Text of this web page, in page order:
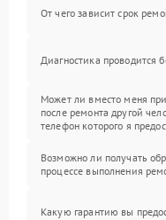
От чего зависит срок
Диагностика проводится
Может ли вместо меня
после ремонта другой
телефон которого я
Возможно ли получать
процессе выполнения
Какую гарантию вы